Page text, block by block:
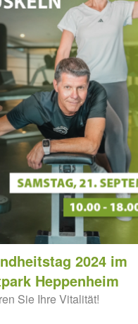
2024 im
Heppenheim
Sie Ihre Vitalität!